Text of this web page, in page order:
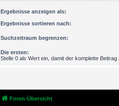
Ergebnisse anzeigen als:
Ergebnisse sortieren nach:
Suchzeitraum begrenzen:
Die ersten:
Stelle 0 als Wert ein, damit der komplette Beitrag
Foren-Übersicht